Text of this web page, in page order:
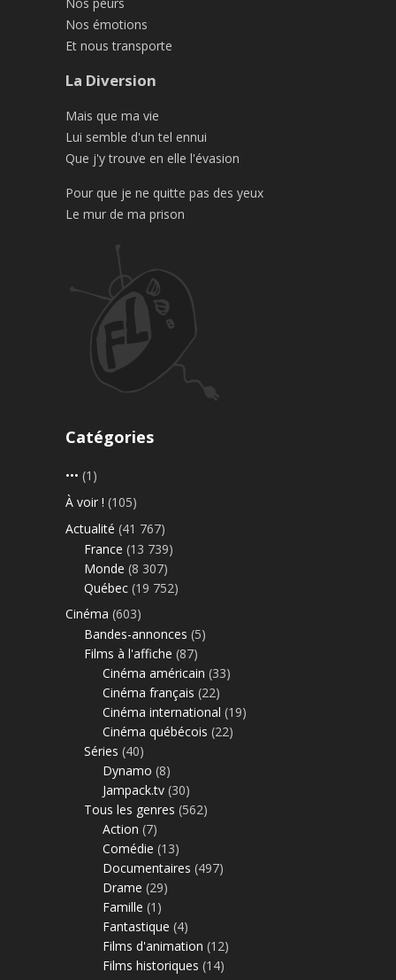
Nos émotions
Et nous transporte
La Diversion
Mais que ma vie
Lui semble d'un tel ennui
Que j'y trouve en elle l'évasion
Pour que je ne quitte pas des yeux
Le mur de ma prison
Catégories
••• (1)
À voir ! (105)
Actualité (41 767)
France (13 739)
Monde (8 307)
Québec (19 752)
Cinéma (603)
Bandes-annonces (5)
Films à l'affiche (87)
Cinéma américain (33)
Cinéma français (22)
Cinéma international (19)
Cinéma québécois (22)
Séries (40)
Dynamo (8)
Jampack.tv (30)
Tous les genres (562)
Action (7)
Comédie (13)
Documentaires (497)
Drame (29)
Famille (1)
Fantastique (4)
Films d'animation (12)
Films historiques (14)